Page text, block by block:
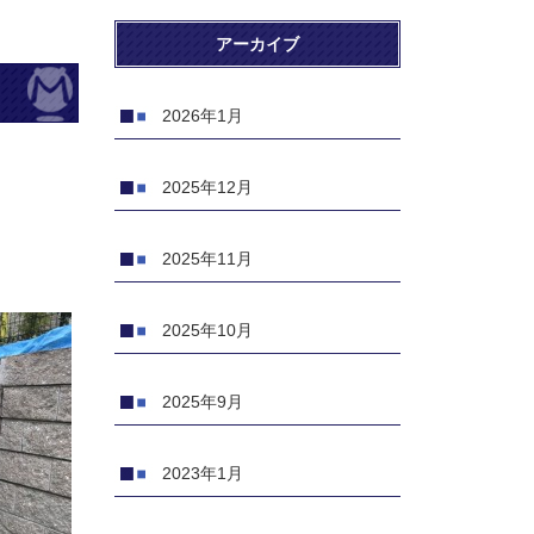
アーカイブ
2026年1月
2025年12月
2025年11月
2025年10月
2025年9月
2023年1月